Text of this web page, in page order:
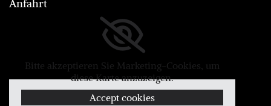
Anfahrt
Bitte akzeptieren Sie Marketing-Cookies, um
diese Karte anzuzeigen.
Accept cookies